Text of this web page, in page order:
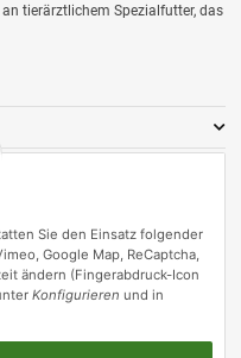
tierärztlichem Spezialfutter, das
Sie den Einsatz folgender
Google Map, ReCaptcha,
ändern (Fingerabdruck-Icon
Konfigurieren und in